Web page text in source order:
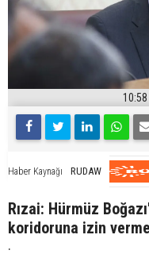
10:58
Haber Kaynağı RUDAW
Rızai: Hürmüz
koridoruna izin
.